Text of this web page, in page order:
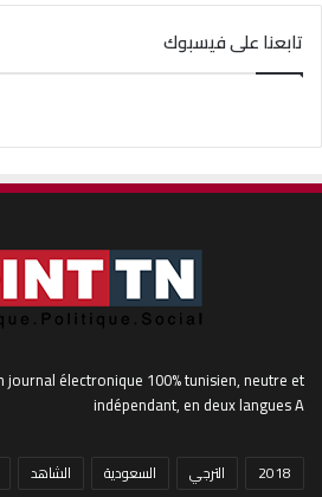
تابعنا على فيسبوك
journal électronique 100% tunisien, neutre et
indépendant, en deux langues A
2018 الترجي السعودية الشاهد